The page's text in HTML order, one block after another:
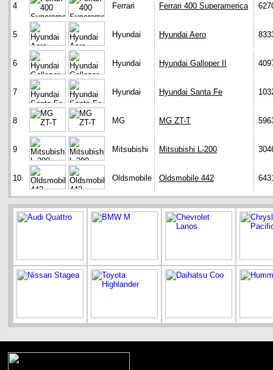
4 Ferrari Ferrari 400 Superamerica
5 Hyundai Hyundai Aero
6 Hyundai Hyundai Galloper II
7 Hyundai Hyundai Santa Fe
8 MG MG ZT-T
9 Mitsubishi Mitsubishi L-200
10 Oldsmobile Oldsmobile 442